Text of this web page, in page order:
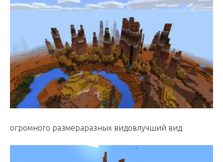
огромного размераразных видовлучший вид